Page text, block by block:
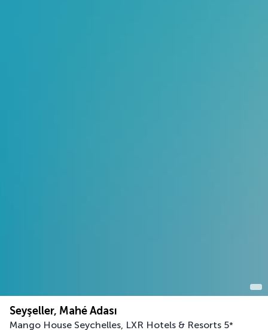
Seyşeller, Mahé Adası
Mango House Seychelles, LXR Hotels & Resorts 5*